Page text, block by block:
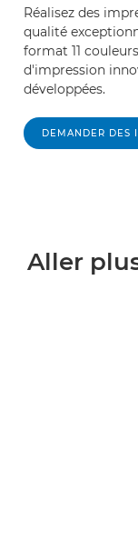
Réalisez des
qualité
format 11
d'impression
développées.
DEMANDER DES
Aller